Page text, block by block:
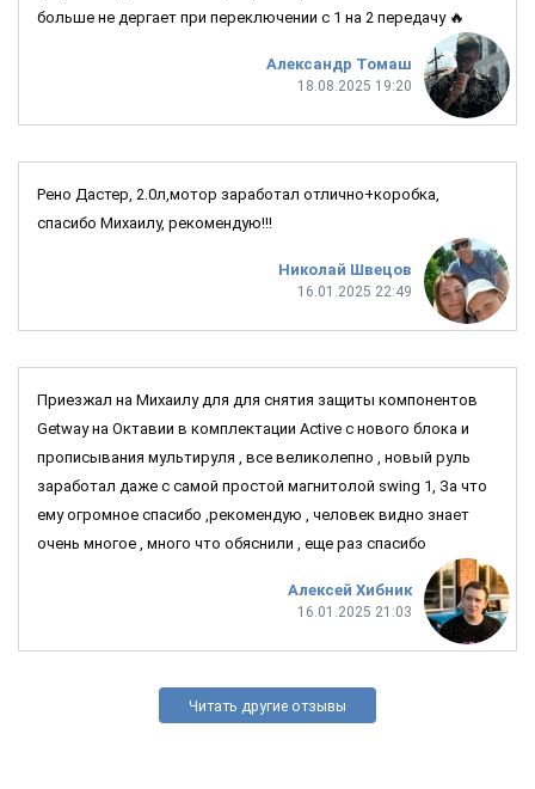
Александр Томаш
18.08.2025 19:20
больше не дергает при переключении с 1 на 2 передачу 🔥
Николай Швецов
16.01.2025 22:49
Рено Дастер, 2.0л,мотор заработал отлично+коробка,
спасибо Михаилу, рекомендую!!!
Алексей Хибник
16.01.2025 21:03
Приезжал на Михаилу для для снятия защиты компонентов
Getway на Октавии в комплектации Active c нового блока и
прописывания мультируля , все великолепно , новый руль
заработал даже с самой простой магнитолой swing 1, За что
ему огромное спасибо ,рекомендую , человек видно знает
очень многое , много что обяснили , еще раз спасибо
Читать другие отзывы